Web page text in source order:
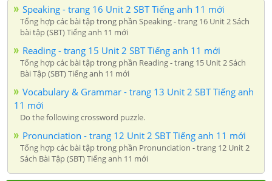
Speaking - trang 16 Unit 2 SBT Tiếng anh 11 mới
Tổng hợp các bài tập trong phần Speaking - trang 16 Unit 2 Sách
bài tập (SBT) Tiếng anh 11 mới
Reading - trang 15 Unit 2 SBT Tiếng anh 11 mới
Tổng hợp các bài tập trong phần Reading - trang 15 Unit 2 Sách
Bài Tập (SBT) Tiếng anh 11 mới
Vocabulary & Grammar - trang 13 Unit 2 SBT Tiếng anh
11 mới
Do the following crossword puzzle.
Pronunciation - trang 12 Unit 2 SBT Tiếng anh 11 mới
Tổng hợp các bài tập trong phần Pronunciation - trang 12 Unit 2
Sách Bài Tập (SBT) Tiếng anh 11 mới